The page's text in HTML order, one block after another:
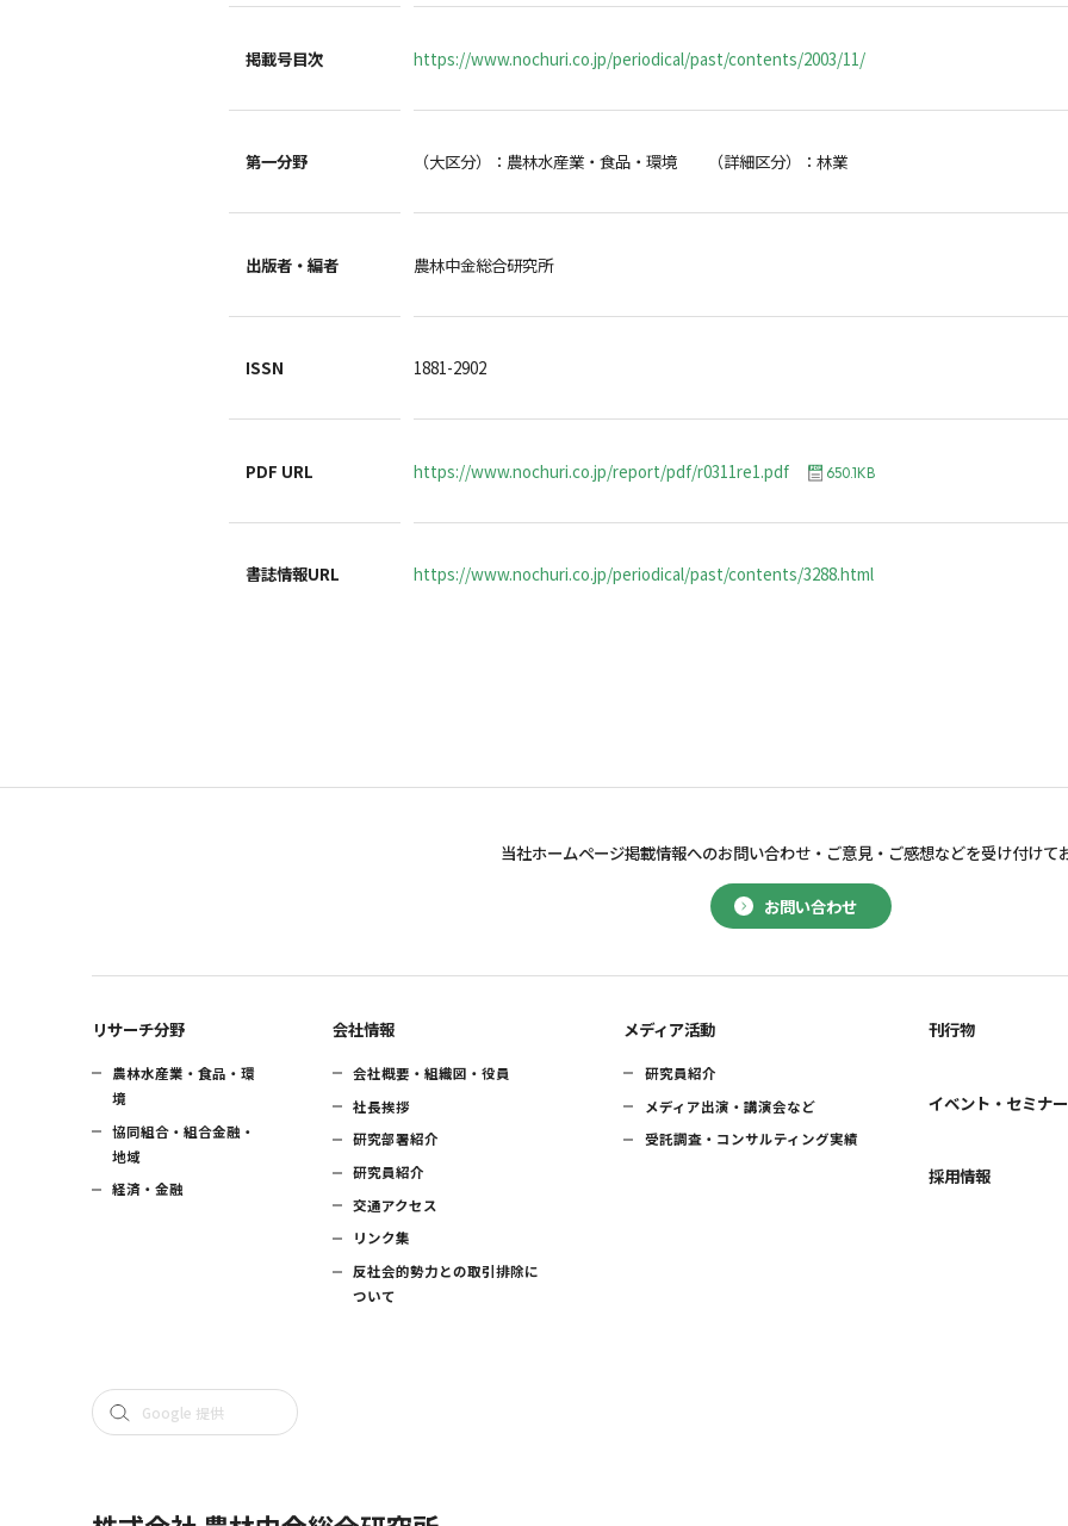
掲載号目次 https://www.nochuri.co.jp/periodical/past/contents/2003/11/
第一分野 （大区分）：農林水産業・食品・環境 （詳細区分）：林業
出版者・編者 農林中金総合研究所
ISSN 1881-2902
PDF URL https://www.nochuri.co.jp/report/pdf/r0311re1.pdf 650.1KB
書誌情報URL https://www.nochuri.co.jp/periodical/past/contents/3288.html
お問い合わせ
当社ホームページ掲載情報へのお問い合わせ・ ご意見・ご感想などを受け付けて
リサーチ分野
農林水産業・食品・環
境
協同組合・組合金融・
地域
経済・金融
会社情報
会社概要・組織図・役員
社長挨拶
研究部署紹介
研究員紹介
交通アクセス
リンク集
反社会的勢力との取引排除に
ついて
メディア活動
研究員紹介
メディア出演・講演会など
受託調査・コンサルティング実績
刊行物
イベント・セミナー
採用情報